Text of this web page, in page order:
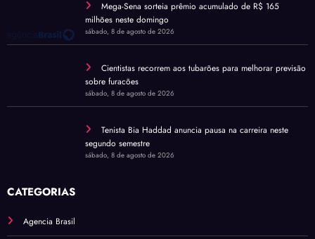
Mega-Sena sorteia prêmio acumulado de R$ 165
milhões neste domingo
sábado, 8 de agosto de 2026
Cientistas recorrem aos tubarões para melhorar previsão
sobre furacões
sábado, 8 de agosto de 2026
Tenista Bia Haddad anuncia pausa na carreira neste
segundo semestre
sábado, 8 de agosto de 2026
CATEGORIAS
Agencia Brasil